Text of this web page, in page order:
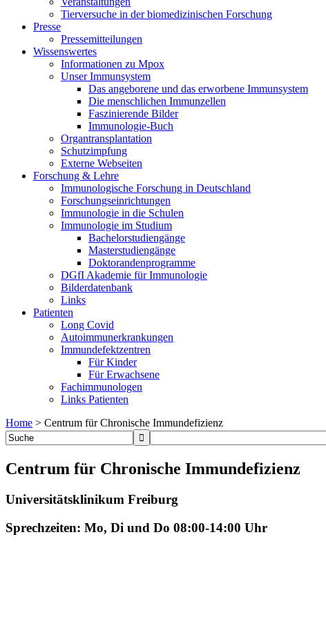
Tierversuche in der biomedizinischen Forschung
Presse
Pressemitteilungen
Wissenswertes
Informationen zu Mpox
Unser Immunsystem
Das angeborene und das erworbene Immunsystem
Die menschlichen Immunzellen
Faszinierende Bilder
Immunologie-Buch
Organtransplantation
Schutzimpfung
Externe Webseiten
Forschung & Lehre
Immunologische Forschung in Deutschland
Forschungseinrichtungen
Immunologie in die Schulen
Immunologie im Studium
Bachelorstudiengänge
Masterstudiengänge
Doktorandenprogramme
DGfI Akademie für Immunologie
Bilderdatenbank
Links
Patienten
Long Covid
Autoimmunerkrankungen
Immundefektzentren
Für Kinder
Für Erwachsene
Fachimmunologen
Links Patienten
Home > Centrum für Chronische Immundefizienz
Centrum für Chronische Immundefizienz
Universitätsklinikum Freiburg
Sprechzeiten: Mo, Di und Do 08:00-14:00 Uhr